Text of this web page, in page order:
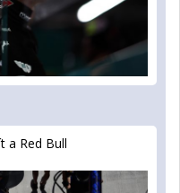
a Red Bull